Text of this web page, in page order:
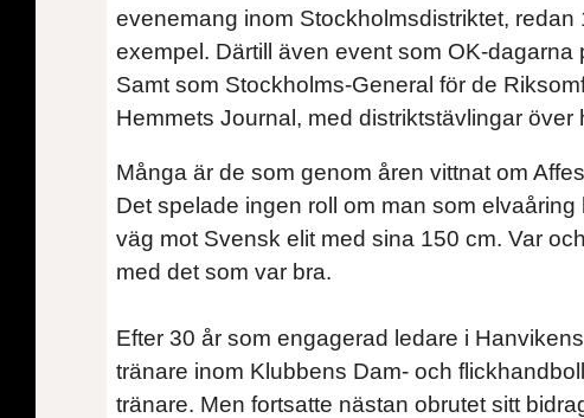
evenemang inom Stockholmsdistriktet,
exempel. Därtill även event som OK-
Samt som Stockholms-General för de
Hemmets Journal, med distriktstävlingar
Många är de som genom åren vittnat om
Det spelade ingen roll om man som
väg mot Svensk elit med sina 150 cm. Var
med det som var bra.
Efter 30 år som engagerad ledare i
tränare inom Klubbens Dam- och
tränare. Men fortsatte nästan obrutet sitt